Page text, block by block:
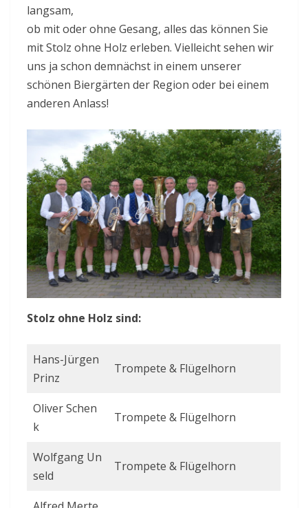
langsam,
ob mit oder ohne Gesang, alles das können Sie
mit Stolz ohne Holz erleben. Vielleicht sehen wir
uns ja schon demnächst in einem unserer
schönen Biergärten der Region oder bei einem
anderen Anlass!
Stolz ohne Holz sind:
Hans-Jürgen
Prinz
Trompete & Flügelhorn
Oliver Schen
k
Trompete & Flügelhorn
Wolfgang Un
seld
Trompete & Flügelhorn